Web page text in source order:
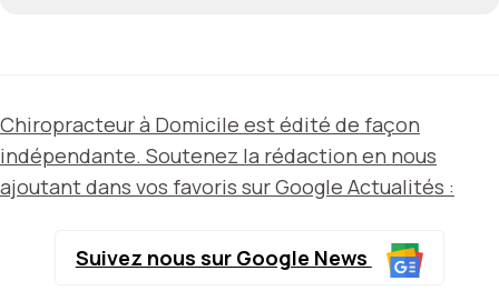
Chiropracteur à Domicile est édité de façon
indépendante. Soutenez la rédaction en nous
ajoutant dans vos favoris sur Google Actualités :
Suivez nous sur Google News